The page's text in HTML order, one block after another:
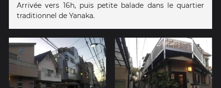
Arrivée vers 16h, puis petite balade dans le quartier
traditionnel de Yanaka.